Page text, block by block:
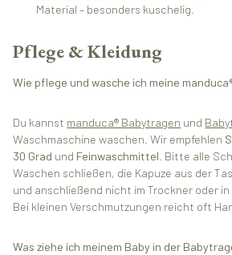
Material – besonders kuschelig.
Pflege & Kleidung
Wie pflege und wasche ich meine
Du kannst manduca® Babytragen und
Waschmaschine waschen. Wir empfehlen
30 Grad und Feinwaschmittel . Bitte alle
Waschen schließen, die Kapuze aus der
und anschließend nicht im Trockner oder
Bei kleinen Verschmutzungen reicht oft
Was ziehe ich meinem Baby in der